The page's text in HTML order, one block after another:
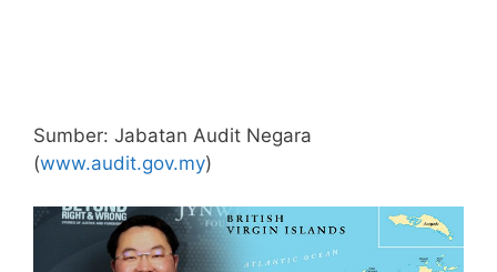
Sumber: Jabatan Audit Negara
(www.audit.gov.my)